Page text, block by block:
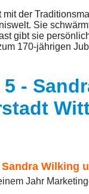
der
Sie
gibt sie
170-jährigen
-